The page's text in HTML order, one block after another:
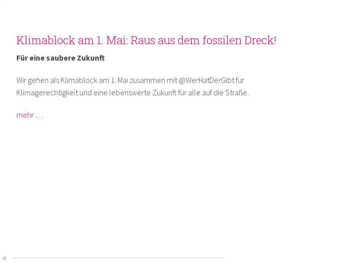
Klimablock am 1. Mai: Raus aus dem fossilen Dreck!
Für eine saubere Zukunft
Wir gehen als Klimablock am 1. Mai zusammen mit @WerHatDerGibt für
Klimagerechtigkeit und eine lebenswerte Zukunft für alle auf die Straße.
mehr …